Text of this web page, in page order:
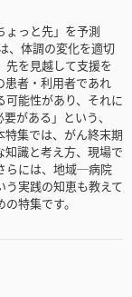
っと先」を予測
、体調の変化を適切
先を見越して支援を
患者・利用者であれ
能性があり、それに
がある」という、
特集では、がん終末期
識と考え方、現場で
らには、地域─病院
実践の知恵も教えて
特集です。